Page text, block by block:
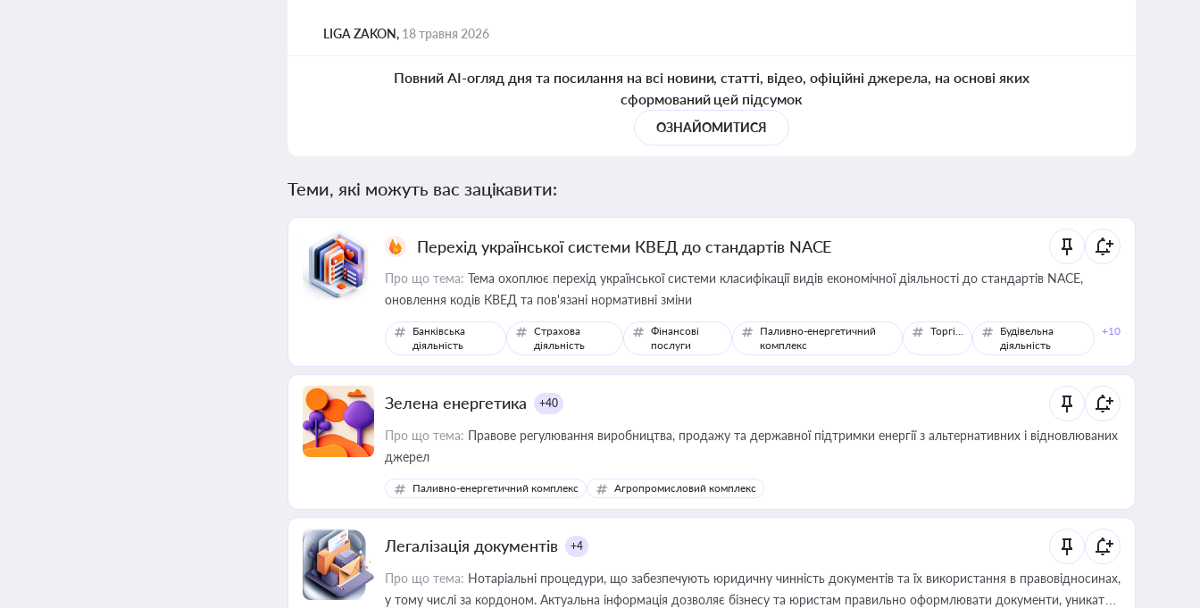
LIGA ZAKON, 18 травня 2026
Повний AI-огляд дня та посилання на всі новини, статті, відео, офіційні джерела, на основі яких
сформований цей підсумок
ОЗНАЙОМИТИСЯ
Теми, які можуть вас зацікавити:
Перехід української системи КВЕД до стандартів NACE
Про що тема: Тема охоплює перехід української системи класифікації видів економічної діяльності до стандартів NACE,
оновлення кодів КВЕД та пов'язані нормативні зміни
Банківська
діяльність
Страхова
діяльність
Фінансові
послуги
Паливно-енергетичний
комплекс
Торгівля
Будівельна
діяльність
+10
Зелена енергетика +40
Про що тема: Правове регулювання виробництва, продажу та державної підтримки енергії з альтернативних і відновлюваних
джерел
Паливно-енергетичний комплекс Агропромисловий комплекс
Легалізація документів +4
Про що тема: Нотаріальні процедури, що забезпечують юридичну чинність документів та їх використання в правовідносинах,
у тому числі за кордоном. Актуальна інформація дозволяє бізнесу та юристам правильно оформлювати документи, уникати